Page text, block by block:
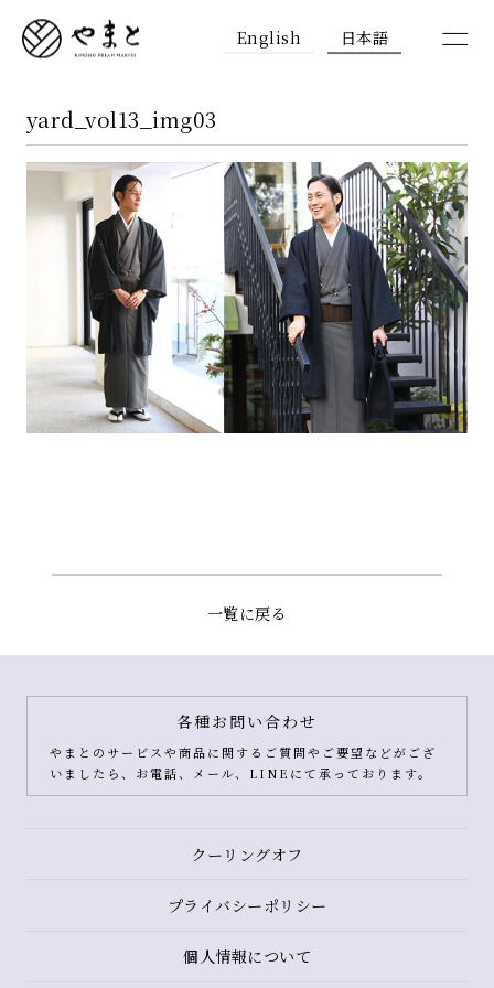
English 日本語
yard_vol13_img03
一覧に戻る
各種お問い合わせ
やまとのサービスや商品に関するご質問やご要望などがござ
いましたら、お電話、メール、LINEにて承っております。
クーリングオフ
プライバシーポリシー
個人情報について